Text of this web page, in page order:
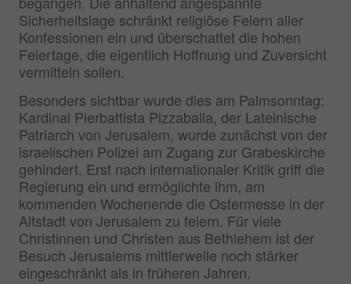
Sicherheitslage schränkt religiöse Feiern aller
Konfessionen ein und überschattet die hohen
Feiertage, die eigentlich Hoffnung und Zuversicht
vermitteln sollen.
Besonders sichtbar wurde dies am Palmsonntag:
Kardinal Pierbattista Pizzaballa, der Lateinische
Patriarch von Jerusalem, wurde zunächst von der
israelischen Polizei am Zugang zur Grabeskirche
gehindert. Erst nach internationaler Kritik griff die
Regierung ein und ermöglichte ihm, am
kommenden Wochenende die Ostermesse in der
Altstadt von Jerusalem zu feiern. Für viele
Christinnen und Christen aus Bethlehem ist der
Besuch Jerusalems mittlerweile noch stärker
eingeschränkt als in früheren Jahren.